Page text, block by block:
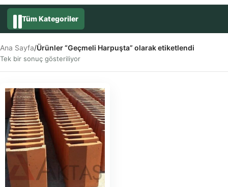
Tüm Kategoriler
Ana Sayfa/Ürünler “Geçmeli Harpuşta” olarak etiketlendi
Tek bir sonuç gösteriliyor